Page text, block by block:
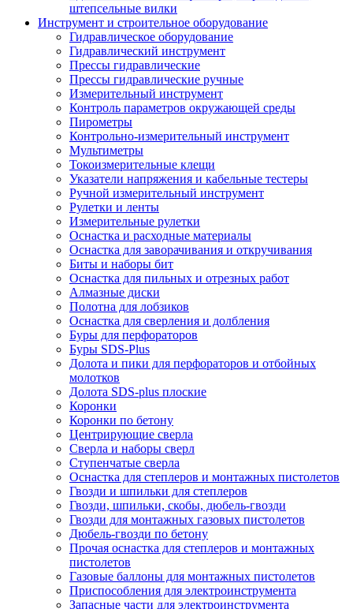
штепсельные вилки
Инструмент и строительное оборудование
Гидравлическое оборудование
Гидравлический инструмент
Прессы гидравлические
Прессы гидравлические ручные
Измерительный инструмент
Контроль параметров окружающей среды
Пирометры
Контрольно-измерительный инструмент
Мультиметры
Токоизмерительные клещи
Указатели напряжения и кабельные тестеры
Ручной измерительный инструмент
Рулетки и ленты
Измерительные рулетки
Оснастка и расходные материалы
Оснастка для заворачивания и откручивания
Биты и наборы бит
Оснастка для пильных и отрезных работ
Алмазные диски
Полотна для лобзиков
Оснастка для сверления и долбления
Буры для перфораторов
Буры SDS-Plus
Долота и пики для перфораторов и отбойных
молотков
Долота SDS-plus плоские
Коронки
Коронки по бетону
Центрирующие сверла
Сверла и наборы сверл
Ступенчатые сверла
Оснастка для степлеров и монтажных пистолетов
Гвозди и шпильки для степлеров
Гвозди, шпильки, скобы, дюбель-гвозди
Гвозди для монтажных газовых пистолетов
Дюбель-гвозди по бетону
Прочая оснастка для степлеров и монтажных
пистолетов
Газовые баллоны для монтажных пистолетов
Приспособления для электроинструмента
Запасные части для электроинструмента